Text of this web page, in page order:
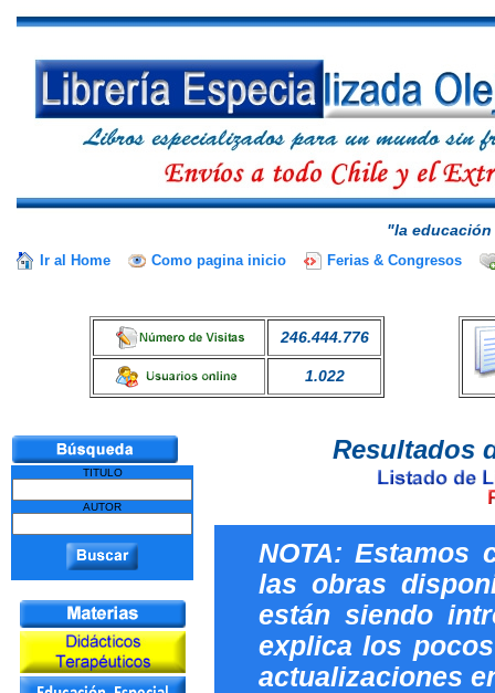
"la
Ir al Home Como pagina inicio Ferias & Congresos
246.444.776
1.022
TITULO
AUTOR
Resultados
NOTA: Estamos
las obras
están siendo
explica los
actualizaciones